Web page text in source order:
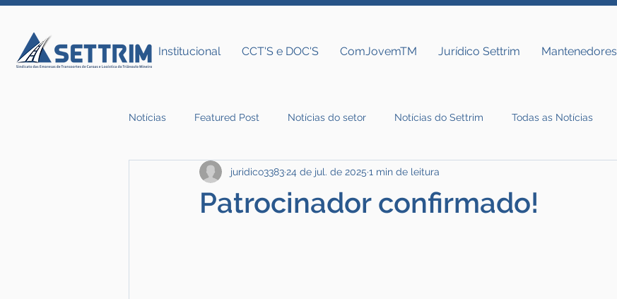
Institucional CCT'S e DOC'S ComJovemTM Jurídico Settrim Mantenedores
Notícias Featured Post Notícias do setor Notícias do Settrim Todas as Notícias
Notícias do Settrim
Patrocinador confirmado!
juridico338324 de jul. de 2025 1 min de leitura